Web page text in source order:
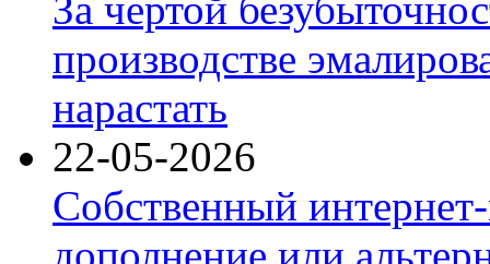
производстве
нарастать
22-05-2026
Собственный